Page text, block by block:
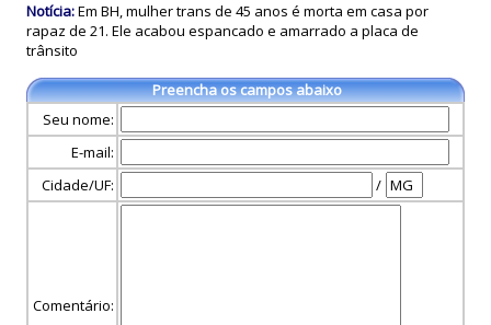
Notícia:Em BH, mulher trans de 45 anos é morta em casa por
rapaz de 21. Ele acabou espancado e amarrado a placa de
trânsito
Preencha os campos abaixo
Seu nome:
E-mail:
Cidade/UF:
/
Comentário: